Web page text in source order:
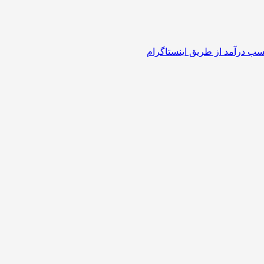
درآمد از طریق اینستاگرام